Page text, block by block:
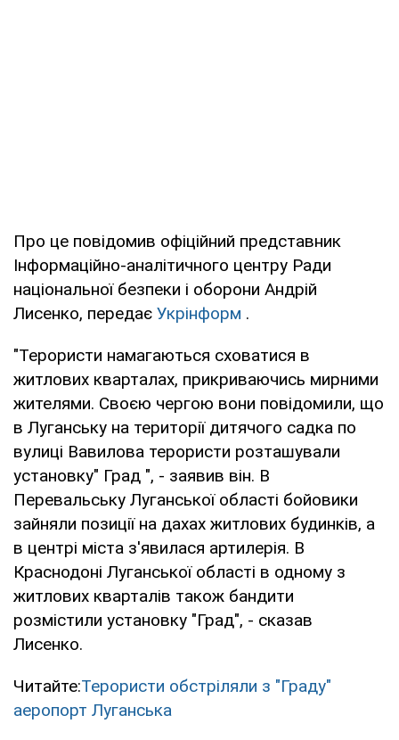
Про це повідомив офіційний представник
Інформаційно-аналітичного центру Ради
національної безпеки і оборони Андрій
Лисенко, передає Укрінформ .
"Терористи намагаються сховатися в
житлових кварталах, прикриваючись мирними
жителями. Своєю чергою вони повідомили, що
в Луганську на території дитячого садка по
вулиці Вавилова терористи розташували
установку" Град ", - заявив він. В
Перевальську Луганської області бойовики
зайняли позиції на дахах житлових будинків, а
в центрі міста з'явилася артилерія. В
Краснодоні Луганської області в одному з
житлових кварталів також бандити
розмістили установку "Град", - сказав
Лисенко.
Читайте:Терористи обстріляли з "Граду"
аеропорт Луганська